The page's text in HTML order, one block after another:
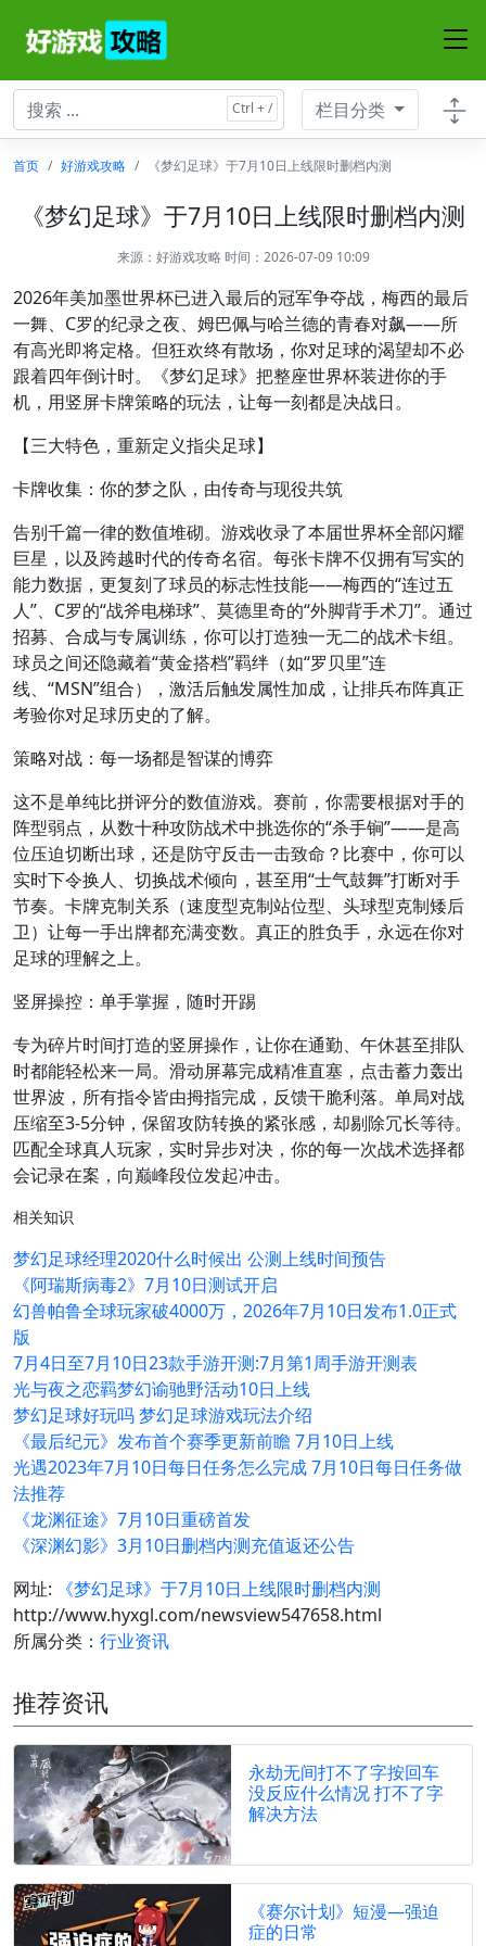
栏目分类
首页 好游戏攻略 《梦幻足球》于7月10日上线限时删档内测
《梦幻足球》于7月10日上线限时删档内测
来源： 好游戏攻略时间：2026-07-09 10:09
2026年美加墨世界杯已进入最后的冠军争夺战，梅西的最后
一舞、C罗的纪录之夜、姆巴佩与哈兰德的青春对飙——所
有高光即将定格。但狂欢终有散场，你对足球的渴望却不必
跟着四年倒计时。《梦幻足球》把整座世界杯装进你的手
机，用竖屏卡牌策略的玩法，让每一刻都是决战日。
【三大特色，重新定义指尖足球】
卡牌收集：你的梦之队，由传奇与现役共筑
告别千篇一律的数值堆砌。游戏收录了本届世界杯全部闪耀
巨星，以及跨越时代的传奇名宿。每张卡牌不仅拥有写实的
能力数据，更复刻了球员的标志性技能——梅西的“连过五
人”、C罗的“战斧电梯球”、莫德里奇的“外脚背手术刀”。通过
招募、合成与专属训练，你可以打造独一无二的战术卡组。
球员之间还隐藏着“黄金搭档”羁绊（如“罗贝里”连
线、“MSN”组合），激活后触发属性加成，让排兵布阵真正
考验你对足球历史的了解。
策略对战：每一场都是智谋的博弈
这不是单纯比拼评分的数值游戏。赛前，你需要根据对手的
阵型弱点，从数十种攻防战术中挑选你的“杀手锏”——是高
位压迫切断出球，还是防守反击一击致命？比赛中，你可以
实时下令换人、切换战术倾向，甚至用“士气鼓舞”打断对手
节奏。卡牌克制关系（速度型克制站位型、头球型克制矮后
卫）让每一手出牌都充满变数。真正的胜负手，永远在你对
足球的理解之上。
竖屏操控：单手掌握，随时开踢
专为碎片时间打造的竖屏操作，让你在通勤、午休甚至排队
时都能轻松来一局。滑动屏幕完成精准直塞，点击蓄力轰出
世界波，所有指令皆由拇指完成，反馈干脆利落。单局对战
压缩至3-5分钟，保留攻防转换的紧张感，却剔除冗长等待。
匹配全球真人玩家，实时异步对决，你的每一次战术选择都
会记录在案，向巅峰段位发起冲击。
相关知识
梦幻足球经理2020什么时候出 公测上线时间预告
《阿瑞斯病毒2》7月10日测试开启
幻兽帕鲁全球玩家破4000万，2026年7月10日发布1.0正式
版
7月4日至7月10日23款手游开测:7月第1周手游开测表
光与夜之恋羁梦幻谕驰野活动10日上线
梦幻足球好玩吗 梦幻足球游戏玩法介绍
《最后纪元》发布首个赛季更新前瞻 7月10日上线
光遇2023年7月10日每日任务怎么完成 7月10日每日任务做
法推荐
《龙渊征途》7月10日重磅首发
《深渊幻影》3月10日删档内测充值返还公告
网址:
《梦幻足球》于7月10日上线限时删档内测
http://www.hyxgl.com/newsview547658.html
所属分类： 行业资讯
推荐资讯
永劫无间打不了字按回车
没反应什么情况 打不了字
解决方法
《赛尔计划》短漫—强迫
症的日常